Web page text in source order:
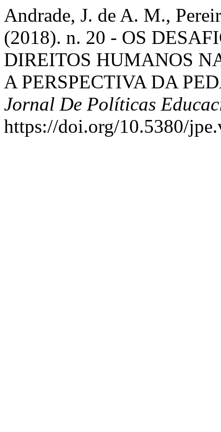
Andrade, J. de A. M.,
(2018). n. 20 - OS
DIREITOS HUMANOS
A PERSPECTIVA DA
Jornal De Políticas
https://doi.org/10.5380/